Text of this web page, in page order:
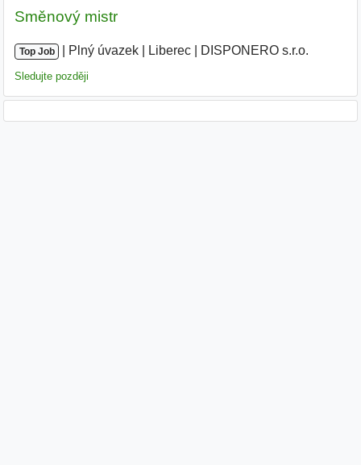
Směnový mistr
Top Job Plný úvazek Liberec DISPONERO s.r.o.
Sledujte později